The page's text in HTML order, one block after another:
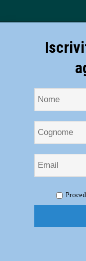
tragedia a Bobbio,
Sfiorata